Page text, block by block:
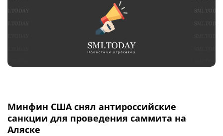
Минфин США снял антироссийские
санкции для проведения саммита на
Аляске